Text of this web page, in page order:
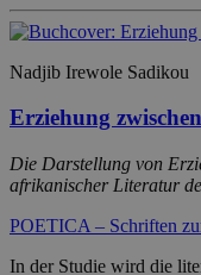
Nadjib Irewole Sadikou
Erziehung
Die Darstellung von
afrikanischer Literatur
POETICA – Schriften
In der Studie wird die